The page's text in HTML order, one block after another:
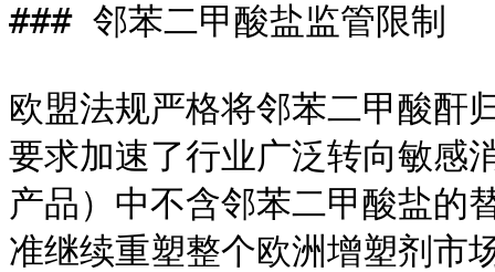
### 邻苯二甲酸盐监管限制
欧盟法规严格将邻苯二甲酸酐
要求加速了行业广泛转向敏感
产品）中不含邻苯二甲酸盐的
准继续重塑整个欧洲增塑剂市